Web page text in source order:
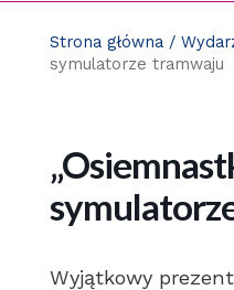
Strona główna/
symulatorze tramwaju
Wyjątkowy